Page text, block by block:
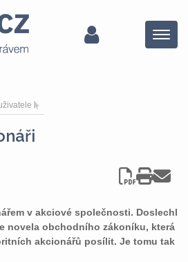
Menu
v akciové společnosti. Doslechl
novela obchodního zákoníku, která
akcionářů posílit. Je tomu tak